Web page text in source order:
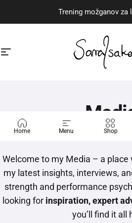
Trening možganov za
Site navigation Sara Isaković
Home Menu Shop
Welcome to my Media – a place
my latest insights, interviews,
strength and performance
looking for inspiration, expert
you’ll find it all